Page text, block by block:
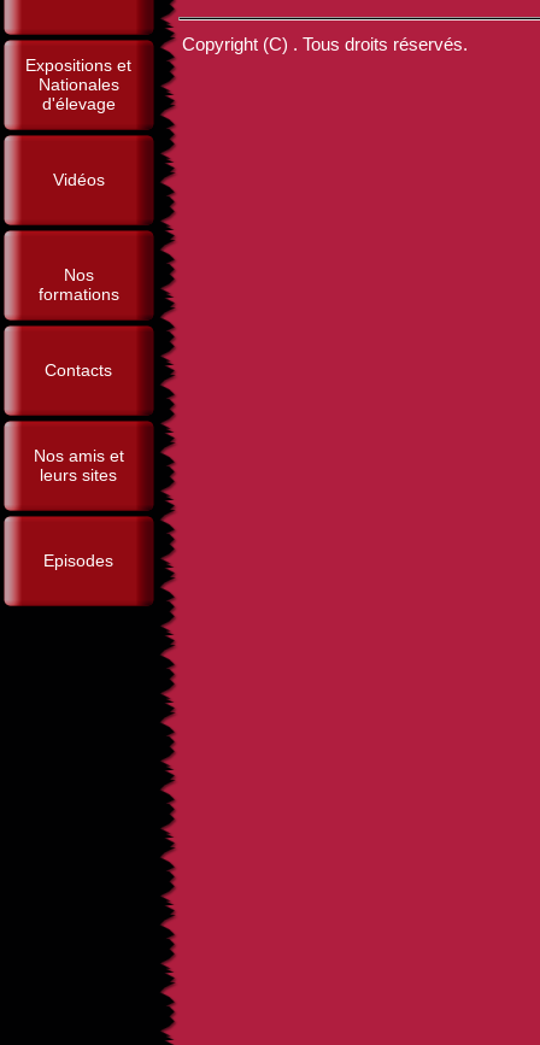
Expositions et
Nationales
d'élevage
Vidéos
Nos
formations
Contacts
Nos amis et
leurs sites
Episodes
Copyright (C) . Tous droits réservés.